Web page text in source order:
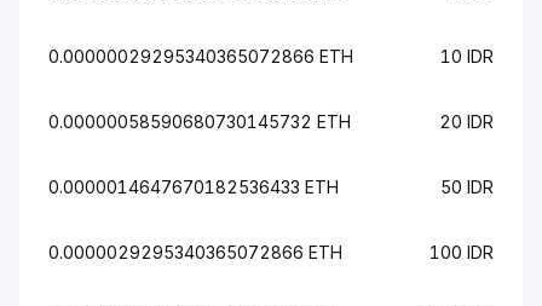
0.00000029295340365072866 ETH 10 IDR
0.00000058590680730145732 ETH 20 IDR
0.0000014647670182536433 ETH 50 IDR
0.0000029295340365072866 ETH 100 IDR